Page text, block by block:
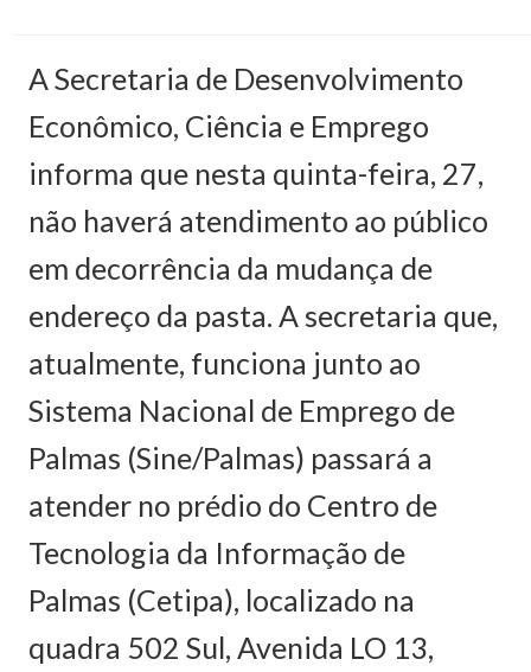
A Secretaria de Desenvolvimento
Econômico, Ciência e Emprego
informa que nesta quinta-feira, 27,
não haverá atendimento ao público
em decorrência da mudança de
endereço da pasta. A secretaria que,
atualmente, funciona junto ao
Sistema Nacional de Emprego de
Palmas (Sine/Palmas) passará a
atender no prédio do Centro de
Tecnologia da Informação de
Palmas (Cetipa), localizado na
quadra 502 Sul, Avenida LO 13,